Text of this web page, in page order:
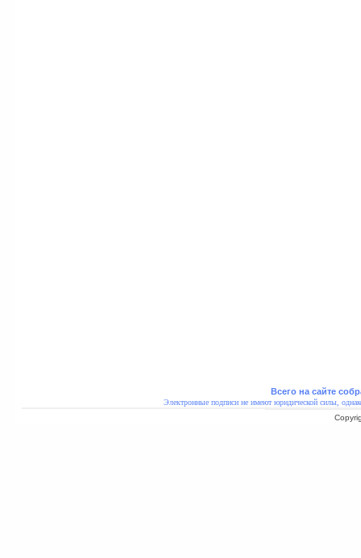
Всего на сайте
Электронные подписи не имеют юридической силы,